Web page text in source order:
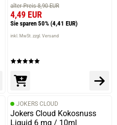
alter Preis 8,90 EUR
4,49 EUR
Sie sparen 50% (4,41 EUR)
inkl. MwSt. zzgl. Versand
JOKERS CLOUD
Jokers Cloud Kokosnuss
Liquid 6 mg / 10ml